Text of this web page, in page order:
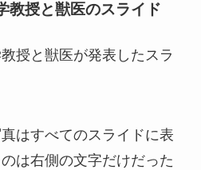
教授と獣医のスライド
授と獣医が発表したスラ
はすべてのスライドに表
は右側の文字だけだった